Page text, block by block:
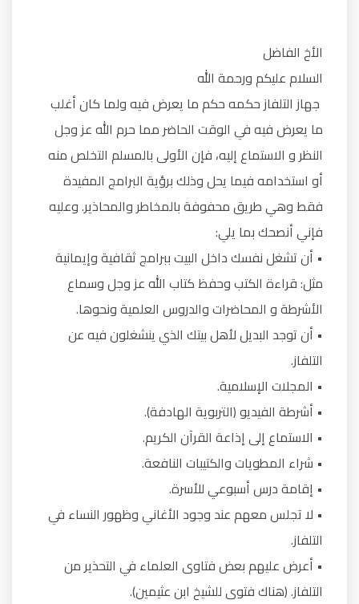
الأخ الفاضل
السلام عليكم ورحمة الله
جهاز التلفاز حكمه حكم ما يعرض فيه ولما كان أغلب
ما يعرض فيه في الوقت الحاضر مما حرم الله عز وجل
النظر و الاستماع إليه، فإن الأولى بالمسلم التخلص منه
أو استخدامه فيما يحل وذلك برؤية البرامج المفيدة
فقط وهي طريق محفوفة بالمخاطر والمحاذير. وعليه
فإني أنصحك بما يلي:
• أن تشغل نفسك داخل البيت ببرامج ثقافية وإيمانية
مثل: قراءة الكتب وحفظ كتاب الله عز وجل وسماع
الأشرطة و المحاضرات والدروس العلمية ونحوها.
• أن توجد البديل لأهل بيتك الذي ينشغلون فيه عن
التلفاز.
• المجلات الإسلامية.
• أشرطة الفيديو (التربوية الهادفة).
• الاستماع إلى إذاعة القرآن الكريم.
• شراء المطويات والكتيبات النافعة.
• إقامة درس أسبوعي للأسرة.
• لا تجلس معهم عند وجود الأغاني وظهور النساء في
التلفاز.
• أعرض عليهم بعض فتاوى العلماء في التحذير من
التلفاز. (هناك فتوى للشيخ ابن عثيمين).